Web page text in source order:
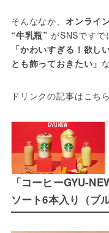
そんななか、 オンライ
“牛乳瓶” がSNSです
「かわいすぎる！欲し
とも飾っておきたい」
ドリンクの記事はこち
「コーヒー
ソート6本入り（ブ